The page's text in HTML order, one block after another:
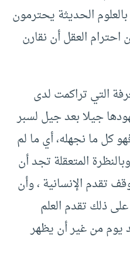
الحديثة يحترمون
العقل أن نقارن
التي تراكمت لدى
جيلا بعد جيل لسبر
كل ما نجهله، أي ما لم
المتعقلة تجد أن
تقدم الإنسانية ، وأن
ذلك تقدم العلم
يوم من غير أن يظهر